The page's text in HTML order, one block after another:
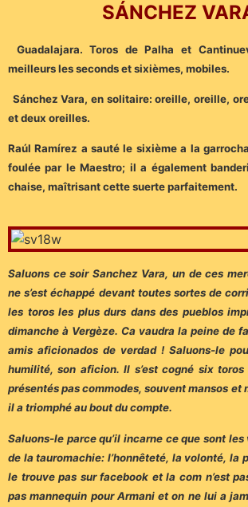
SÁNCHEZ
Guadalajara. Toros de Palha et
meilleurs les seconds et sixièmes, mobiles.
Sánchez Vara, en solitaire: oreille, oreille,
et deux oreilles.
Raúl Ramírez a sauté le sixième a la
foulée par le Maestro; il a également
chaise, maîtrisant cette suerte parfaitement.
Saluons ce soir Sanchez Vara, un de ces
ne s’est échappé devant toutes sortes de
les toros les plus durs dans des pueblos
dimanche à Vergèze. Ca vaudra la peine de
amis aficionados de verdad ! Saluons-le
humilité, son aficion. Il s’est cogné six
présentés pas commodes, souvent mansos et
il a triomphé au bout du compte.
Saluons-le parce qu’il incarne ce que sont
de la tauromachie: l’honnêteté, la volonté, la
le trouve pas sur facebook et la com n’est
pas mannequin pour Armani et on ne lui a